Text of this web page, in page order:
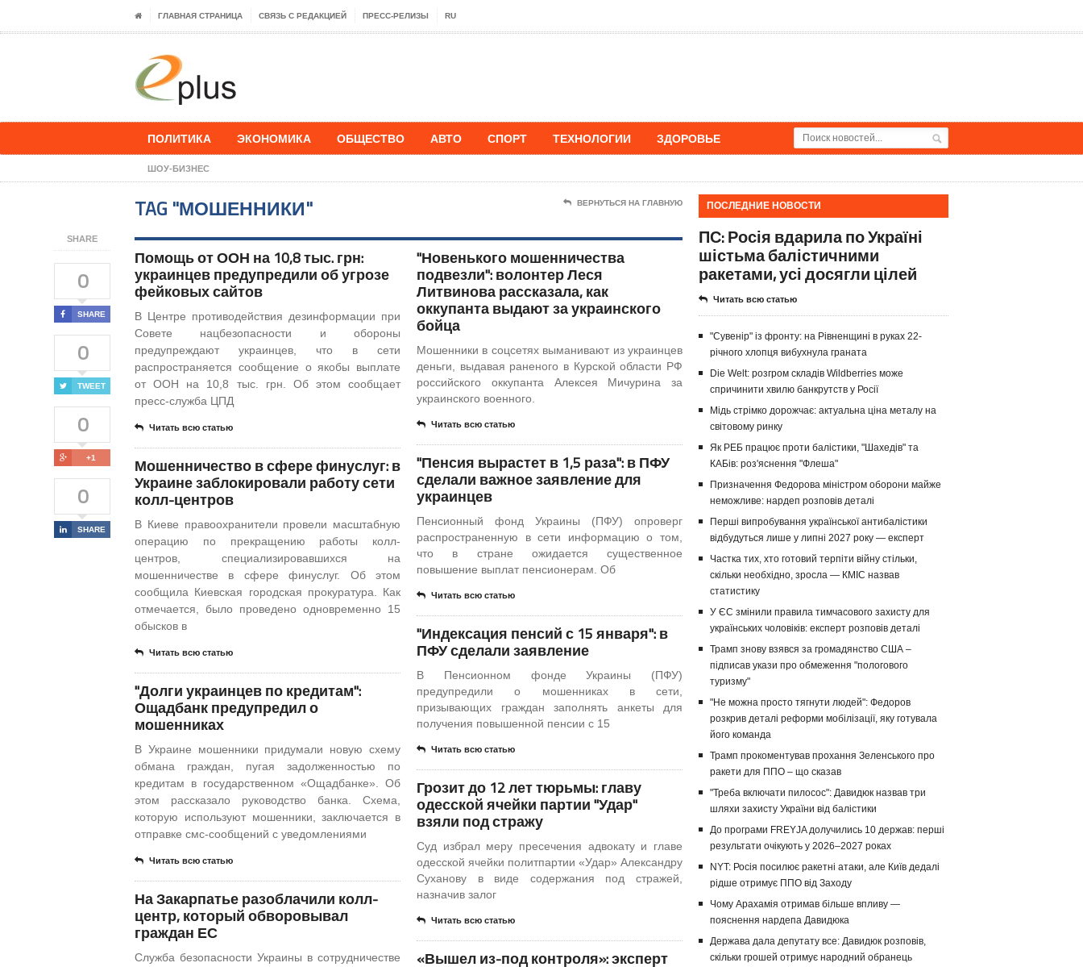
ГЛАВНАЯ СТРАНИЦА СВЯЗЬ С РЕДАКЦИЕЙ ПРЕСС-РЕЛИЗЫ RU
ПОЛИТИКА ЭКОНОМИКА ОБЩЕСТВО АВТО СПОРТ ТЕХНОЛОГИИ ЗДОРОВЬЕ
ШОУ-БИЗНЕС
SHARE
0
SHARE
0
TWEET
0
+1
0
SHARE
TAG "МОШЕННИКИ" ВЕРНУТЬСЯ НА ГЛАВНУЮ
Помощь от ООН на 10,8 тыс. грн:
украинцев предупредили об угрозе
фейковых сайтов
В Центре противодействия дезинформации при
Совете нацбезопасности и обороны
предупреждают украинцев, что в сети
распространяется сообщение о якобы выплате
от ООН на 10,8 тыс. грн. Об этом сообщает
пресс-служба ЦПД
Читать всю статью
Мошенничество в сфере финуслуг: в
Украине заблокировали работу сети
колл-центров
В Киеве правоохранители провели масштабную
операцию по прекращению работы колл-
центров, специализировавшихся на
мошенничестве в сфере финуслуг. Об этом
сообщила Киевская городская прокуратура. Как
отмечается, было проведено одновременно 15
обысков в
Читать всю статью
"Долги украинцев по кредитам":
Ощадбанк предупредил о
мошенниках
В Украине мошенники придумали новую схему
обмана граждан, пугая задолженностью по
кредитам в государственном «Ощадбанке». Об
этом рассказало руководство банка. Схема,
которую используют мошенники, заключается в
отправке смс-сообщений с уведомлениями
Читать всю статью
На Закарпатье разоблачили колл-
центр, который обворовывал
граждан ЕС
Служба безопасности Украины в сотрудничестве
"Новенького мошенничества
подвезли": волонтер Леся
Литвинова рассказала, как
оккупанта выдают за украинского
бойца
Мошенники в соцсетях выманивают из украинцев
деньги, выдавая раненого в Курской области РФ
российского оккупанта Алексея Мичурина за
украинского военного.
Читать всю статью
"Пенсия вырастет в 1,5 раза": в ПФУ
сделали важное заявление для
украинцев
Пенсионный фонд Украины (ПФУ) опроверг
распространенную в сети информацию о том,
что в стране ожидается существенное
повышение выплат пенсионерам. Об
Читать всю статью
"Индексация пенсий с 15 января": в
ПФУ сделали заявление
В Пенсионном фонде Украины (ПФУ)
предупредили о мошенниках в сети,
призывающих граждан заполнять анкеты для
получения повышенной пенсии с 15
Читать всю статью
Грозит до 12 лет тюрьмы: главу
одесской ячейки партии "Удар"
взяли под стражу
Суд избрал меру пресечения адвокату и главе
одесской ячейки политпартии «Удар» Александру
Суханову в виде содержания под стражей,
назначив залог
Читать всю статью
«Вышел из-под контроля»: эксперт
ПОСЛЕДНИЕ НОВОСТИ
ПС: Росія вдарила по Україні
шістьма балістичними
ракетами, усі досягли цілей
Читать всю статью
"Сувенір" із фронту: на Рівненщині в руках 22-
річного хлопця вибухнула граната
Die Welt: розгром складів Wildberries може
спричинити хвилю банкрутств у Росії
Мідь стрімко дорожчає: актуальна ціна металу на
світовому ринку
Як РЕБ працює проти балістики, "Шахедів" та
КАБів: роз'яснення "Флеша"
Призначення Федорова міністром оборони майже
неможливе: нардеп розповів деталі
Перші випробування української антибалістики
відбудуться лише у липні 2027 року — експерт
Частка тих, хто готовий терпіти війну стільки,
скільки необхідно, зросла — КМІС назвав
статистику
У ЄС змінили правила тимчасового захисту для
українських чоловіків: експерт розповів деталі
Трамп знову взявся за громадянство США –
підписав укази про обмеження "пологового
туризму"
"Не можна просто тягнути людей": Федоров
розкрив деталі реформи мобілізації, яку готувала
його команда
Трамп прокоментував прохання Зеленського про
ракети для ППО – що сказав
"Треба включати пилосос": Давидюк назвав три
шляхи захисту України від балістики
До програми FREYJA долучились 10 держав: перші
результати очікують у 2026–2027 роках
NYT: Росія посилює ракетні атаки, але Київ дедалі
рідше отримує ППО від Заходу
Чому Арахамія отримав більше впливу —
пояснення нардепа Давидюка
Держава дала депутату все: Давидюк розповів,
скільки грошей отримує народний обранець